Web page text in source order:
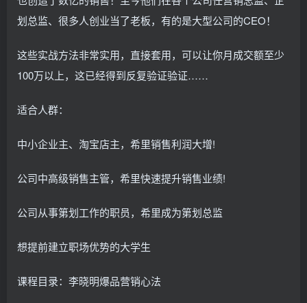
划总监、很多人创业当了老板，有的是大型公司的CEO！
这些实战方法非常实用，直接套用，可以让你月成交额至少
100万以上，这已经得到反复验证验证……
适合人群：
中小企业主、淘宝店主，希里销售利润大增!
公司中高级销售主管，希里快速提升销售业绩!
公司从事第划工作的职员，希里成为第划总监
想提前建立职场优势的大学生
课程目录：李晓明爆品营销心法